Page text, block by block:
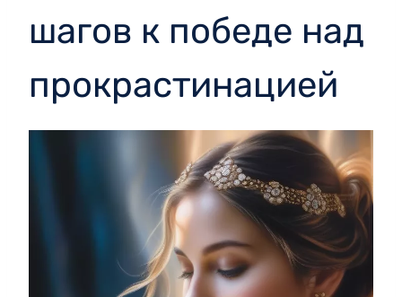
шагов к победе над
прокрастинацией